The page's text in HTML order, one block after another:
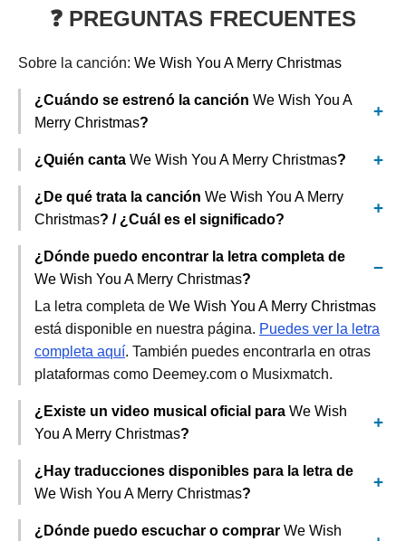
❓ PREGUNTAS FRECUENTES
Sobre la canción: We Wish You A Merry Christmas
¿Cuándo se estrenó la canción We Wish You A
Merry Christmas?
¿Quién canta We Wish You A Merry Christmas?
¿De qué trata la canción We Wish You A Merry
Christmas? / ¿Cuál es el significado?
¿Dónde puedo encontrar la letra completa de
We Wish You A Merry Christmas?
La letra completa de We Wish You A Merry Christmas
está disponible en nuestra página. Puedes ver la letra
completa aquí. También puedes encontrarla en otras
plataformas como Deemey.com o Musixmatch.
¿Existe un video musical oficial para We Wish
You A Merry Christmas?
¿Hay traducciones disponibles para la letra de
We Wish You A Merry Christmas?
¿Dónde puedo escuchar o comprar We Wish